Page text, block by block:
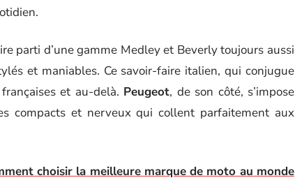
parti d’une gamme Medley et Beverly toujours aussi
et maniables. Ce savoir-faire italien, qui conjugue
et au-delà. Peugeot, de son côté, s’impose
compacts et nerveux qui collent parfaitement aux
choisir la meilleure marque de moto au monde